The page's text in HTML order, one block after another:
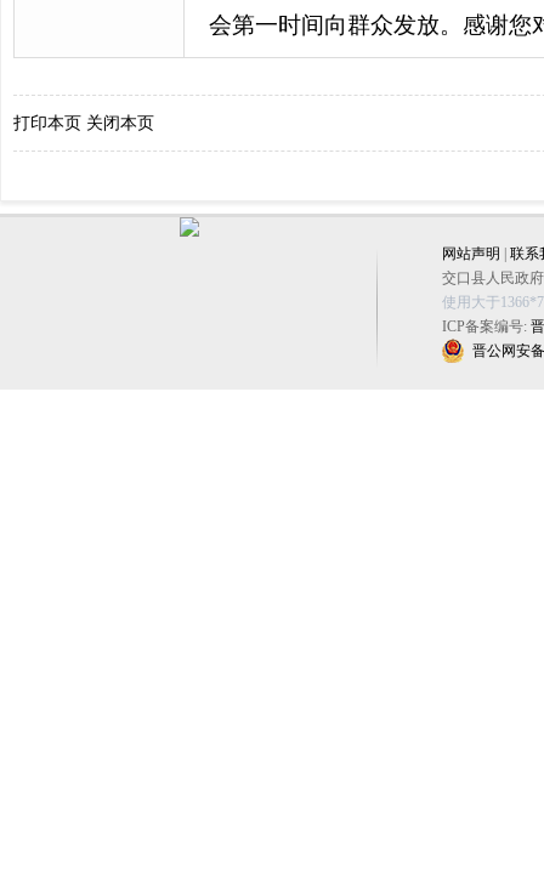
会第一时间向群众发放。感谢您
打印本页 关闭本页
网站声明
联系
交口县人民政
使用大于
ICP备案编号:
晋公网安